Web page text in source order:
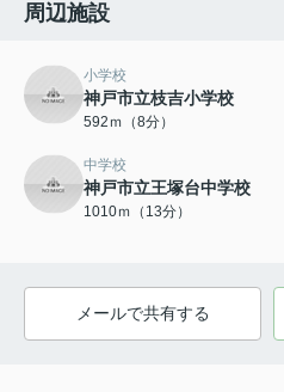
周辺施設
小学校
神戸市立枝吉小学校
592ｍ（8分）
中学校
神戸市立王塚台中学校
1010ｍ（13分）
メールで共有する